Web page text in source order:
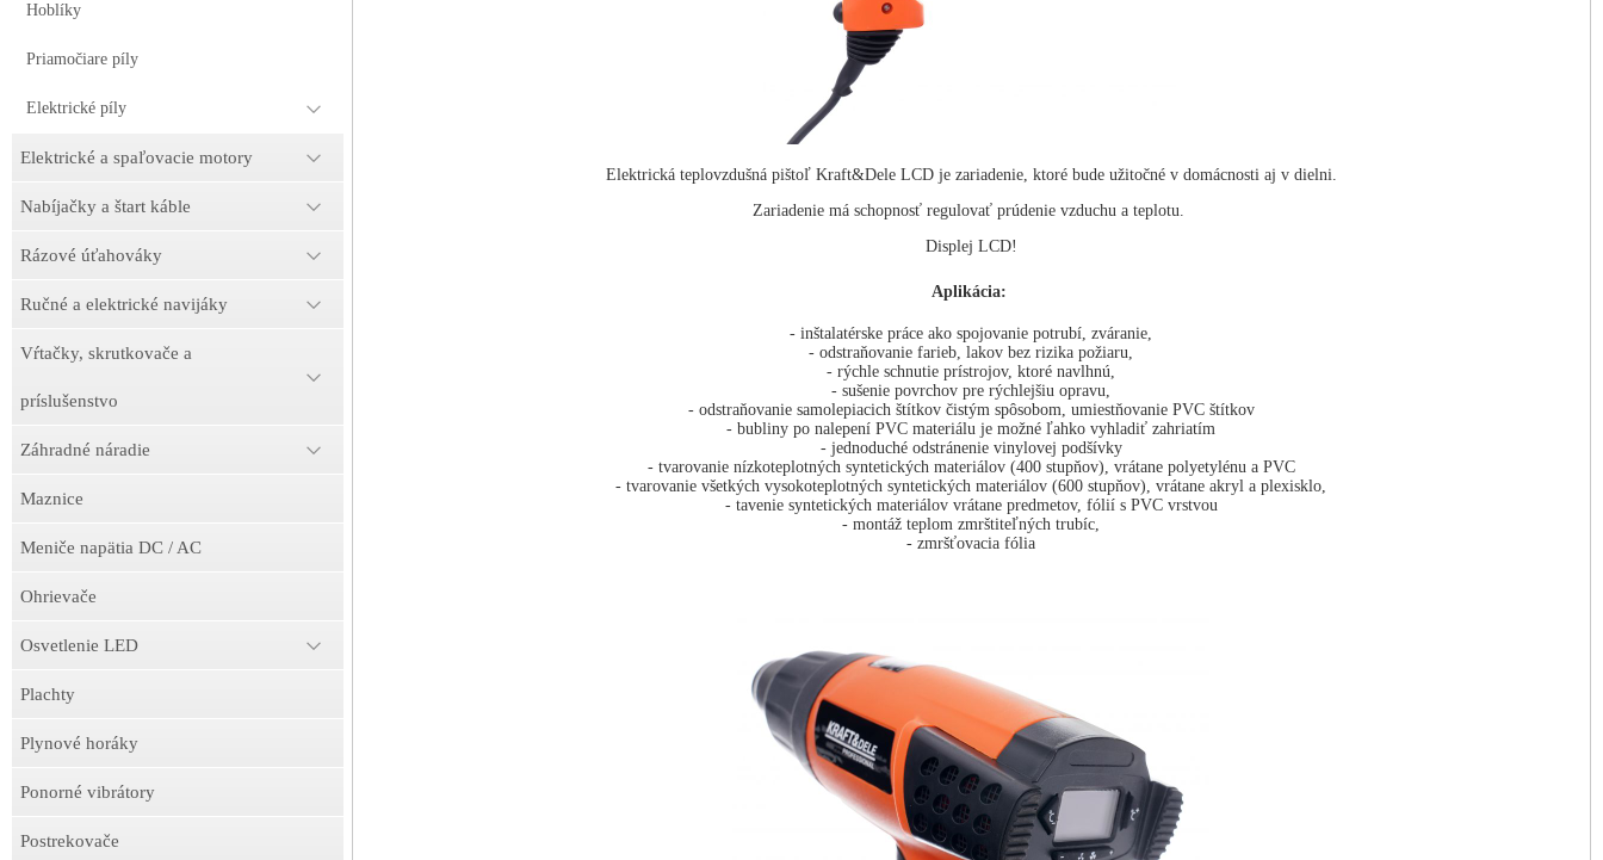
Hoblíky
Priamočiare píly
Elektrické píly
Elektrické a spaľovacie motory
Nabíjačky a štart káble
Rázové úťahováky
Ručné a elektrické navijáky
Vŕtačky, skrutkovače a
príslušenstvo
Záhradné náradie
Maznice
Meniče napätia DC / AC
Ohrievače
Osvetlenie LED
Plachty
Plynové horáky
Ponorné vibrátory
Postrekovače
Elektrická teplovzdušná pištoľ Kraft&Dele LCD je zariadenie, ktoré bude užitočné v domácnosti aj v dielni.
Zariadenie má schopnosť regulovať prúdenie vzduchu a teplotu.
Displej LCD!
Aplikácia:
- inštalatérske práce ako spojovanie potrubí, zváranie,
- odstraňovanie farieb, lakov bez rizika požiaru,
- rýchle schnutie prístrojov, ktoré navlhnú,
- sušenie povrchov pre rýchlejšiu opravu,
- odstraňovanie samolepiacich štítkov čistým spôsobom, umiestňovanie PVC štítkov
- bubliny po nalepení PVC materiálu je možné ľahko vyhladiť zahriatím
- jednoduché odstránenie vinylovej podšívky
- tvarovanie nízkoteplotných syntetických materiálov (400 stupňov), vrátane polyetylénu a PVC
- tvarovanie všetkých vysokoteplotných syntetických materiálov (600 stupňov), vrátane akryl a plexisklo,
- tavenie syntetických materiálov vrátane predmetov, fólií s PVC vrstvou
- montáž teplom zmrštiteľných trubíc,
- zmršťovacia fólia